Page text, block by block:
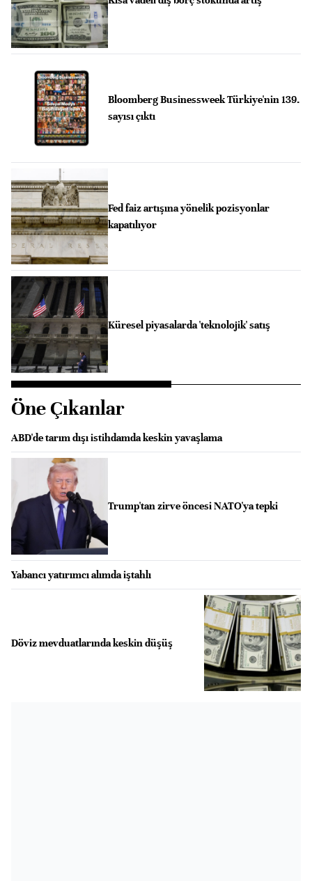
Bloomberg Businessweek Türkiye'nin 139.
sayısı çıktı
Fed faiz artışına yönelik pozisyonlar
kapatılıyor
Küresel piyasalarda 'teknolojik' satış
Öne Çıkanlar
ABD'de tarım dışı istihdamda keskin yavaşlama
Trump'tan zirve öncesi NATO'ya tepki
Yabancı yatırımcı alımda iştahlı
Döviz mevduatlarında keskin düşüş